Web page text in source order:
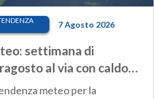
7 Agosto 2026
settimana di
al via con caldo
e qualche temporale
meteo per la